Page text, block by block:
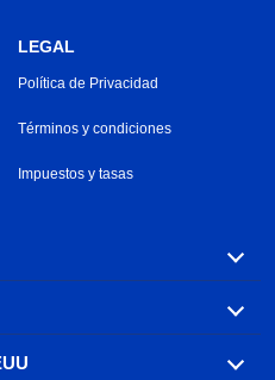
LEGAL
Política de Privacidad
Términos y condiciones
Impuestos y tasas
tarifas aéreas baratas por
para elegir.
de vuelo más populares